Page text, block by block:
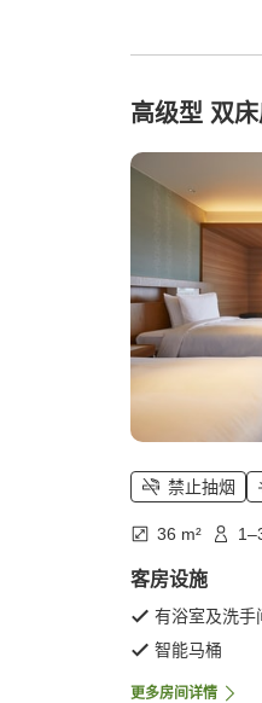
高级型 双
禁止抽烟
36 m²
客房设施
有浴室及洗手
智能马桶
更多房间详情